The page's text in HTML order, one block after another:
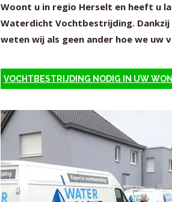
Woont u in regio Herselt en heeft u
Waterdicht Vochtbestrijding.
weten wij als geen ander hoe we uw
VOCHTBESTRIJDING NODIG IN UW